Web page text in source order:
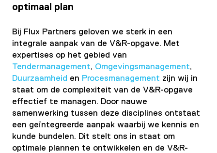
optimaal plan
Bij Flux Partners geloven we sterk in een
integrale aanpak van de V&R-opgave. Met
expertises op het gebied van
Tendermanagement, Omgevingsmanagement,
Duurzaamheid en Procesmanagement zijn wij in
staat om de complexiteit van de V&R-opgave
effectief te managen. Door nauwe
samenwerking tussen deze disciplines ontstaat
een geïntegreerde aanpak waarbij we kennis en
kunde bundelen. Dit stelt ons in staat om
optimale plannen te ontwikkelen en de V&R-